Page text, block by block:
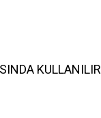
KULLANILIR